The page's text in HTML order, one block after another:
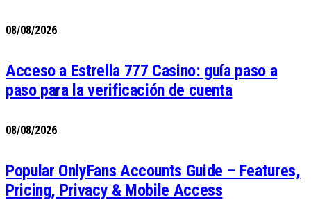
08/08/2026
Acceso a Estrella 777 Casino: guía paso a
paso para la verificación de cuenta
08/08/2026
Popular OnlyFans Accounts Guide – Features,
Pricing, Privacy & Mobile Access